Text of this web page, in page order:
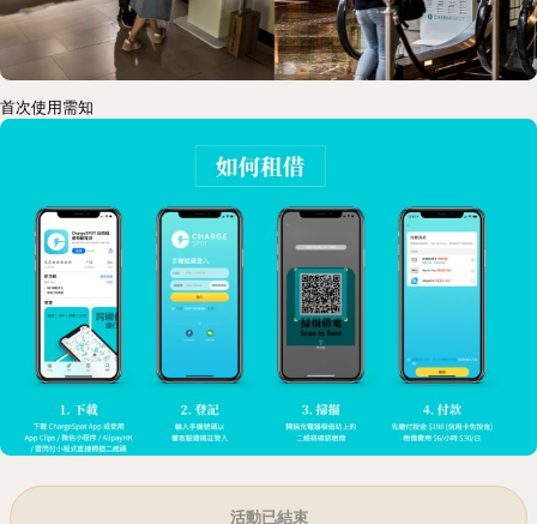
首次使用需知
活動已結束